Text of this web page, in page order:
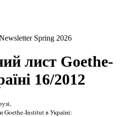
Spring 2026
лист Goethe-
16/2012
Institut в Україні: